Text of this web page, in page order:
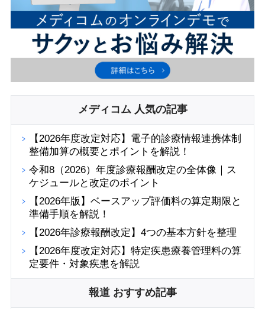
メディコム 人気の記事
【2026年度改定対応】電子的診療情報連携体制
整備加算の概要とポイントを解説！
令和8（2026）年度診療報酬改定の全体像｜ス
ケジュールと改定のポイント
【2026年版】ベースアップ評価料の算定期限と
準備手順を解説！
【2026年診療報酬改定】4つの基本方針を整理
【2026年度改定対応】特定疾患療養管理料の算
定要件・対象疾患を解説
報道 おすすめ記事